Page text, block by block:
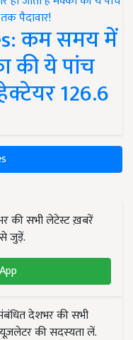
कम समय में
की ये पांच
126.6
की सभी लेटेस्ट ख़बरें
जुड़ें.
देशभर की सभी
की सदस्यता लें.